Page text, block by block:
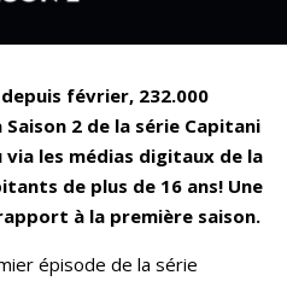
février, 232.000
2 de la série Capitani
via les médias digitaux de la
de plus de 16 ans! Une
à la première saison.
épisode de la série